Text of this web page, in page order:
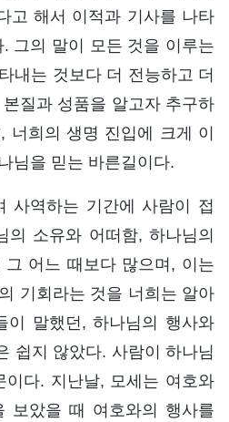
고 해서 이적과 기사를 나타
그의 말이 모든 것을 이루는
내는 것보다 더 전능하고 더
질과 성품을 알고자 추구하
너희의 생명 진입에 크게 이
님을 믿는 바른길이다.
사역하는 기간에 사람이 접
의 소유와 어떠함, 하나님의
어느 때보다 많으며, 이는
기회라는 것을 너희는 알아
이 말했던, 하나님의 행사와
쉽지 않았다. 사람이 하나님
다. 지난날, 모세는 여호와
보았을 때 여호와의 행사를